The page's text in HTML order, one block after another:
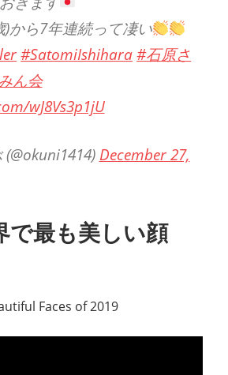
)から7年連続って凄い
#SatomiIshihara#石原さ
ん会
wJ8Vs3p1jU
December 27,
で最も美しい顔
Faces of 2019